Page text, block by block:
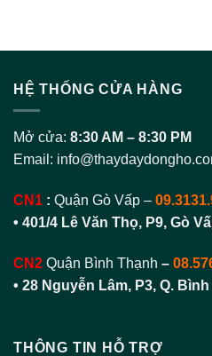
HỆ THỐNG CỬA HÀNG
Mở cửa: 8:30 AM – 8:30 PM
Email:
CN1 : Quận Gò Vấp –
• 401/4 Lê Văn Thọ, P9, Gò
CN2 Quận Bình Thạnh –
• 28 Nguyễn Lâm, P3, Q.
THÔNG TIN HỖ TRỢ